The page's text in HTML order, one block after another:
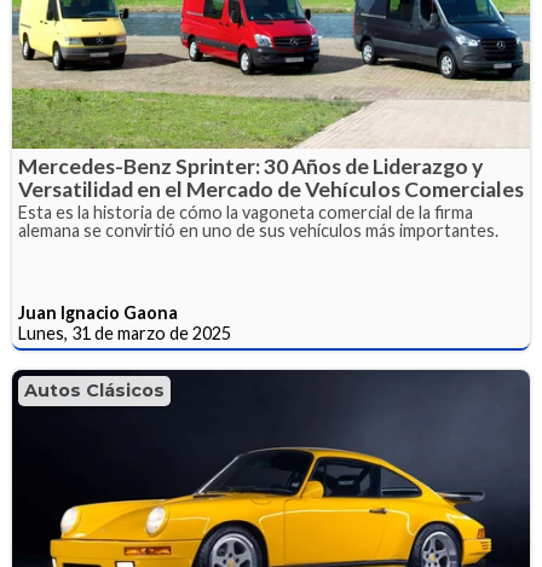
Mercedes-Benz Sprinter: 30 Años de Liderazgo y
Versatilidad en el Mercado de Vehículos Comerciales
Esta es la historia de cómo la vagoneta comercial de la firma
alemana se convirtió en uno de sus vehículos más importantes.
Juan Ignacio Gaona
Lunes, 31 de marzo de 2025
Autos Clásicos